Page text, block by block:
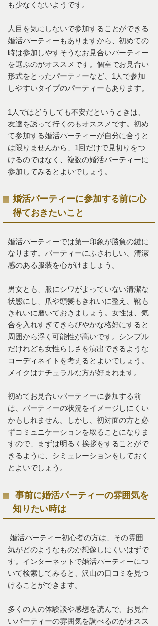
も少なくないようです。
人目を気にしないで参加することができる
婚活パーティーもありますから、初めての
時は参加しやすそうなお見合いパーティー
を選ぶのがオススメです。個室でお見合い
形式をとったパーティーなど、1人で参加
しやすいタイプのパーティーもあります。
1人ではどうしても不安だというときは、
友達を誘って行くのもオススメです。初め
て参加する婚活パーティーが自分に合うと
は限りませんから、1回だけで見切りをつ
けるのではなく、複数の婚活パーティーに
参加してみるとよいでしょう。
婚活パーティーに参加する前に心
得ておきたいこと
婚活パーティーでは第一印象が勝負の鍵に
なります。パーティーにふさわしい、清潔
感のある服装を心がけましょう。
男女とも、服にシワがよっていない清潔な
状態にし、爪や頭髪もきれいに整え、靴も
きれいに磨いておきましょう。女性は、気
合を入れすぎてきらびやかな格好にすると
周囲から浮く可能性が高いです。シンプル
だけれども女性らしさを演出できるような
コーディネイトを考えるとよいでしょう。
メイクはナチュラルな方が好まれます。
初めてお見合いパーティーに参加する前
は、パーティーの状況をイメージしにくい
かもしれません。しかし、初対面の方と必
ずコミュニケーションを取ることになりま
すので、まずは明るく挨拶をすることがで
きるように、シミュレーションをしておく
とよいでしょう。
事前に婚活パーティーの雰囲気を
知りたい時は
婚活パーティー初心者の方は、その雰囲
気がどのようなものか想像しにくいはずで
す。インターネットで婚活パーティーにつ
いて検索してみると、沢山の口コミを見つ
けることができます。
多くの人の体験談や感想を読んで、お見合
いパーティーの雰囲気を調べるのがオスス